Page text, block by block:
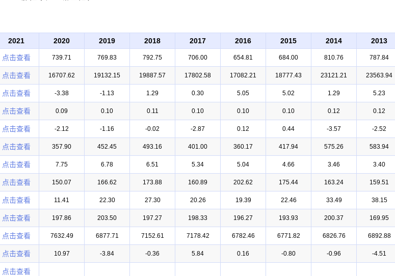
2021 2020 2019 2018 2017 2016 2015 2014 2013
点击查看 739.71 769.83 792.75 706.00 654.81 684.00 810.76 787.84
点击查看 16707.62 19132.15 19887.57 17802.58 17082.21 18777.43 23121.21 23563.94
点击查看 -3.38 -1.13 1.29 0.30 5.05 5.02 1.29 5.23
点击查看 0.09 0.10 0.11 0.10 0.10 0.10 0.12 0.12
点击查看 -2.12 -1.16 -0.02 -2.87 0.12 0.44 -3.57 -2.52
点击查看 357.90 452.45 493.16 401.00 360.17 417.94 575.26 583.94
点击查看 7.75 6.78 6.51 5.34 5.04 4.66 3.46 3.40
点击查看 150.07 166.62 173.88 160.89 202.62 175.44 163.24 159.51
点击查看 11.41 22.30 27.30 20.26 19.39 22.46 33.49 38.15
点击查看 197.86 203.50 197.27 198.33 196.27 193.93 200.37 169.95
点击查看 7632.49 6877.71 7152.61 7178.42 6782.46 6771.82 6826.76 6892.88
点击查看 10.97 -3.84 -0.36 5.84 0.16 -0.80 -0.96 -4.51
点击查看